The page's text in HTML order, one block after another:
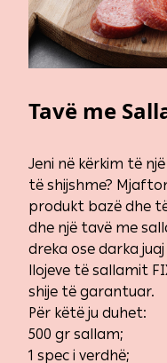
Tavë me
Jeni në kërkim të
të shijshme?
produkt bazë dhe
dhe një tavë me
dreka ose darka
llojeve të sallamit
shije të garantuar.
Për këtë ju duhet:
500 gr sallam;
1 spec i verdhë;